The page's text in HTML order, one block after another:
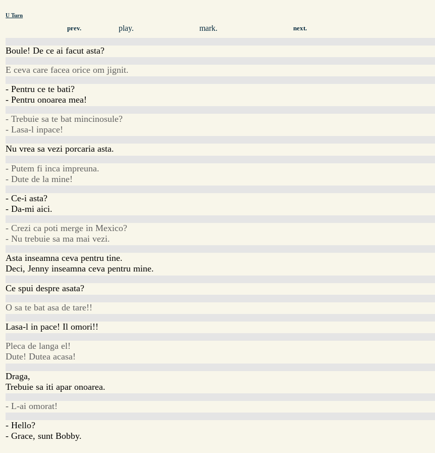
U Turn
prev. play. mark. next.
Boule! De ce ai facut asta?
E ceva care facea orice om jignit.
- Pentru ce te bati?
- Pentru onoarea mea!
- Trebuie sa te bat mincinosule?
- Lasa-l inpace!
Nu vrea sa vezi porcaria asta.
- Putem fi inca impreuna.
- Dute de la mine!
- Ce-i asta?
- Da-mi aici.
- Crezi ca poti merge in Mexico?
- Nu trebuie sa ma mai vezi.
Asta inseamna ceva pentru tine.
Deci, Jenny inseamna ceva pentru mine.
Ce spui despre asata?
O sa te bat asa de tare!!
Lasa-l in pace! Il omori!!
Pleca de langa el!
Dute! Dutea acasa!
Draga,
Trebuie sa iti apar onoarea.
- L-ai omorat!
- Hello?
- Grace, sunt Bobby.